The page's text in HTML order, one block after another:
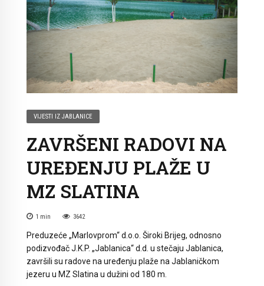
VIJESTI IZ JABLANICE
ZAVRŠENI RADOVI NA
UREĐENJU PLAŽE U
MZ SLATINA
1 min 3642
Preduzeće „Marlovprom“ d.o.o. Široki Brijeg, odnosno
podizvođač J.K.P. „Jablanica“ d.d. u stečaju Jablanica,
završili su radove na uređenju plaže na Jablaničkom
jezeru u MZ Slatina u dužini od 180 m.